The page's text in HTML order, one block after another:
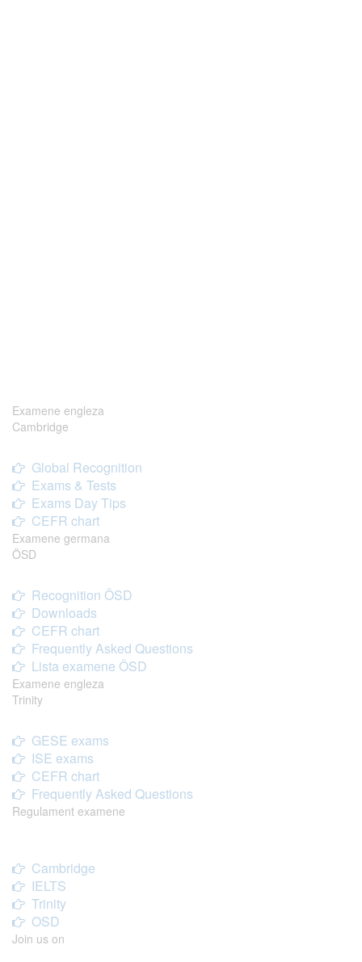
Examene engleza
Cambridge
Global Recognition
Exams & Tests
Exams Day Tips
CEFR chart
Examene germana
ÖSD
Recognition ÖSD
Downloads
CEFR chart
Frequently Asked Questions
Lista examene ÖSD
Examene engleza
Trinity
GESE exams
ISE exams
CEFR chart
Frequently Asked Questions
Regulament examene
Cambridge
IELTS
Trinity
OSD
Join us on